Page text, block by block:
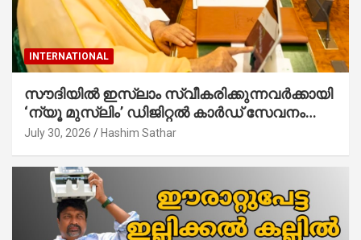
INTERNATIONAL
സൗദിയില്‍ ഇസ്‌ലാം സ്വീകരിക്കുന്നവര്‍ക്കായി
‘ന്യൂ മുസ്ലിം’ ഡിജിറ്റല്‍ കാര്‍ഡ് സേവനം
ആരംഭിച്ചു
July 30, 2026 Hashim Sathar